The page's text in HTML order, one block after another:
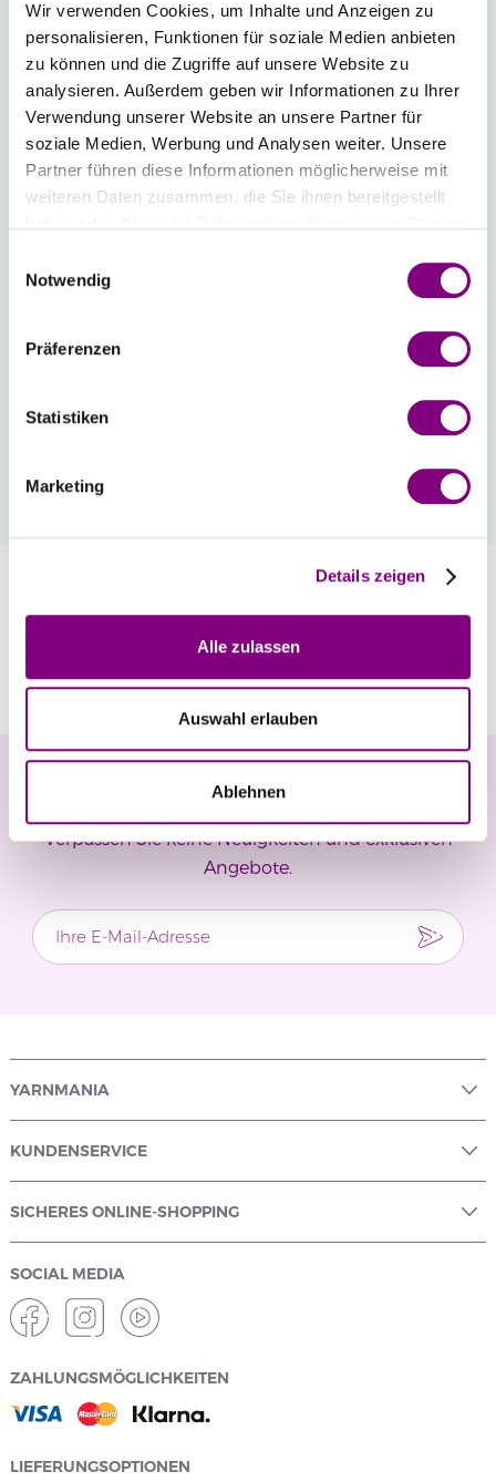
Wir verwenden Cookies, um Inhalte und Anzeigen zu
personalisieren, Funktionen für soziale Medien anbieten
zu können und die Zugriffe auf unsere Website zu
analysieren. Außerdem geben wir Informationen zu Ihrer
Verwendung unserer Website an unsere Partner für
soziale Medien, Werbung und Analysen weiter. Unsere
Partner führen diese Informationen möglicherweise mit
weiteren Daten zusammen, die Sie ihnen bereitgestellt
Notwendig
Präferenzen
Statistiken
Marketing
Details zeigen
Alle zulassen
Auswahl erlauben
Ablehnen
Länge Stärke
2,50 mm
Anzahl
Mitglied werden Sie ganz einfach an der
automatisch an der Kasse.
Newsletter
Verpassen Sie keine Neuigkeiten und exklusiven
Angebote.
YARNMANIA
KUNDENSERVICE
SICHERES ONLINE-SHOPPING
SOCIAL MEDIA
ZAHLUNGSMÖGLICHKEITEN
LIEFERUNGSOPTIONEN